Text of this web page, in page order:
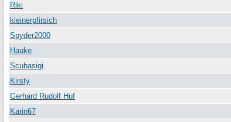
Riki
kleinerpfirsich
Spyder2000
Hauke
Scubasigi
Kirsty
Gerhard Rudolf Huf
Karin67